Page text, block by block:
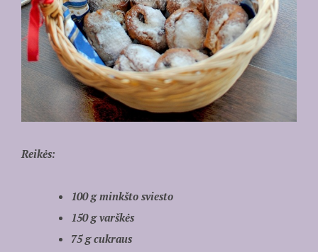
Reikės:
100 g minkšto sviesto
150 g varškės
75 g cukraus